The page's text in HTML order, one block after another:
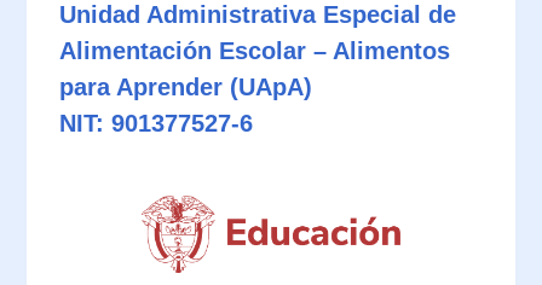
Unidad Administrativa Especial de
Alimentación Escolar – Alimentos
para Aprender (UApA)
NIT: 901377527-6